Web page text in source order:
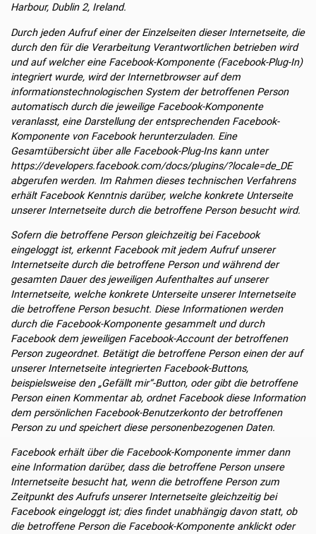
Harbour, Dublin 2, Ireland.
Durch jeden Aufruf einer der Einzelseiten dieser Internetseite, die
durch den für die Verarbeitung Verantwortlichen betrieben wird
und auf welcher eine Facebook-Komponente (Facebook-Plug-In)
integriert wurde, wird der Internetbrowser auf dem
informationstechnologischen System der betroffenen Person
automatisch durch die jeweilige Facebook-Komponente
veranlasst, eine Darstellung der entsprechenden Facebook-
Komponente von Facebook herunterzuladen. Eine
Gesamtübersicht über alle Facebook-Plug-Ins kann unter
https://developers.facebook.com/docs/plugins/?locale=de_DE
abgerufen werden. Im Rahmen dieses technischen Verfahrens
erhält Facebook Kenntnis darüber, welche konkrete Unterseite
unserer Internetseite durch die betroffene Person besucht wird.
Sofern die betroffene Person gleichzeitig bei Facebook
eingeloggt ist, erkennt Facebook mit jedem Aufruf unserer
Internetseite durch die betroffene Person und während der
gesamten Dauer des jeweiligen Aufenthaltes auf unserer
Internetseite, welche konkrete Unterseite unserer Internetseite
die betroffene Person besucht. Diese Informationen werden
durch die Facebook-Komponente gesammelt und durch
Facebook dem jeweiligen Facebook-Account der betroffenen
Person zugeordnet. Betätigt die betroffene Person einen der auf
unserer Internetseite integrierten Facebook-Buttons,
beispielsweise den „Gefällt mir“-Button, oder gibt die betroffene
Person einen Kommentar ab, ordnet Facebook diese Information
dem persönlichen Facebook-Benutzerkonto der betroffenen
Person zu und speichert diese personenbezogenen Daten.
Facebook erhält über die Facebook-Komponente immer dann
eine Information darüber, dass die betroffene Person unsere
Internetseite besucht hat, wenn die betroffene Person zum
Zeitpunkt des Aufrufs unserer Internetseite gleichzeitig bei
Facebook eingeloggt ist; dies findet unabhängig davon statt, ob
die betroffene Person die Facebook-Komponente anklickt oder